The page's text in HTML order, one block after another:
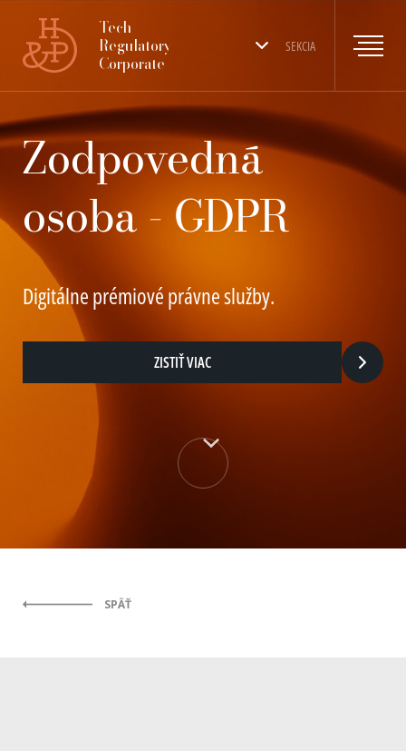
SEKCIA
Tech
Regulatory
Corporate
Zodpovedná
osoba - GDPR
Digitálne prémiové právne služby.
ZISTIŤ VIAC
SPÄŤ